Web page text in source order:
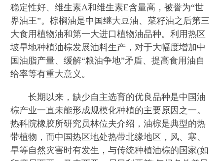
稳定性好、维生素A和维生素E含量高，被誉为“世
界油王”。棕榈油是中国继大豆油、菜籽油之后第三
大食用植物油和第一大进口植物油品种。利用热区
坡旱地种植油棕发展油料生产，对于大幅度增加中
国油脂产量、缓解“粮油争地”矛盾、提高食用油自
给率等有重大意义。
长期以来，缺少自主选育的优良品种是中国油
棕产业一直未能形成规模化种植的主要原因之一。
热科院橡胶所研究员林位夫介绍，油棕是典型的热
带植物，而中国热区地处热带北缘地区，风、寒、
旱等自然灾害时有发生，与传统种植油棕的国家(如